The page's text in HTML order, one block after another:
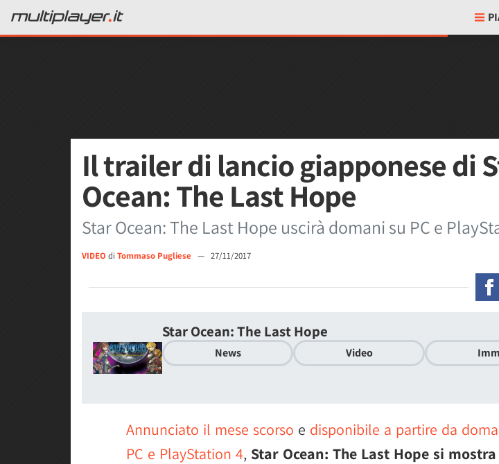
Il trailer di lancio giapponese di
Ocean: The Last Hope
Star Ocean: The Last Hope uscirà domani su PC e
VIDEO di Tommaso Pugliese — 27/11/2017
Star Ocean: The Last Hope
News Video
Annunciato il mese scorso e disponibile a partire da
PC e PlayStation 4, Star Ocean: The Last Hope si